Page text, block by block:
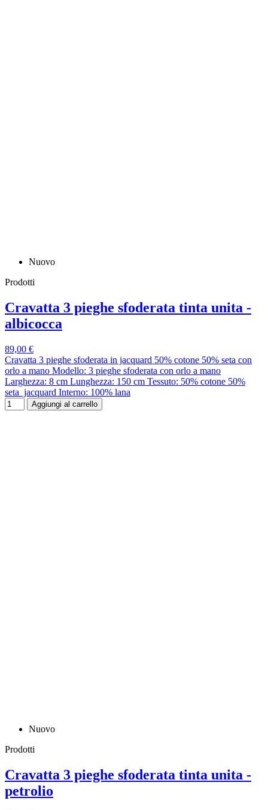
Nuovo
Prodotti
Cravatta 3 pieghe sfoderata tinta unita -
albicocca
89,00 €
Cravatta 3 pieghe sfoderata in jacquard 50% cotone 50% seta con
orlo a mano Modello: 3 pieghe sfoderata con orlo a mano
Larghezza: 8 cm Lunghezza: 150 cm Tessuto: 50% cotone 50%
seta jacquard Interno: 100% lana
Aggiungi al carrello
Nuovo
Prodotti
Cravatta 3 pieghe sfoderata tinta unita -
petrolio